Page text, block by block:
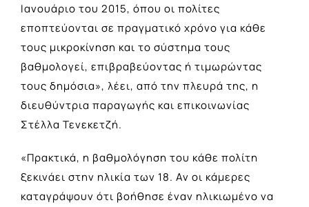
Ιανουάριο του 2015, όπου οι πολίτες
εποπτεύονται σε πραγματικό χρόνο για κάθε
τους μικροκίνηση και το σύστημα τους
βαθμολογεί, επιβραβεύοντας ή τιμωρώντας
τους δημόσια», λέει, από την πλευρά της, η
διευθύντρια παραγωγής και επικοινωνίας
Στέλλα Τενεκετζή.
«Πρακτικά, η βαθμολόγηση του κάθε πολίτη
ξεκινάει στην ηλικία των 18. Αν οι κάμερες
καταγράψουν ότι βοήθησε έναν ηλικιωμένο να